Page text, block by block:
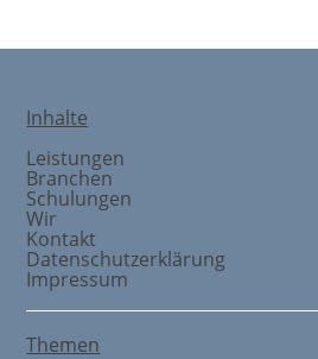
Inhalte
Leistungen
Branchen
Schulungen
Wir
Kontakt
Datenschutzerklärung
Impressum
Themen